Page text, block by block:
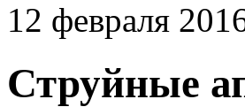
12 февраля
Струйные